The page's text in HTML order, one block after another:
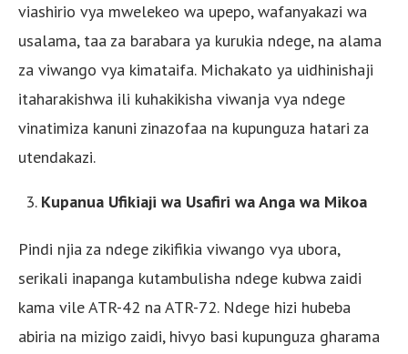
viashirio vya mwelekeo wa upepo, wafanyakazi wa
usalama, taa za barabara ya kurukia ndege, na alama
za viwango vya kimataifa. Michakato ya uidhinishaji
itaharakishwa ili kuhakikisha viwanja vya ndege
vinatimiza kanuni zinazofaa na kupunguza hatari za
utendakazi.
Kupanua Ufikiaji wa Usafiri wa Anga wa Mikoa
Pindi njia za ndege zikifikia viwango vya ubora,
serikali inapanga kutambulisha ndege kubwa zaidi
kama vile ATR-42 na ATR-72. Ndege hizi hubeba
abiria na mizigo zaidi, hivyo basi kupunguza gharama